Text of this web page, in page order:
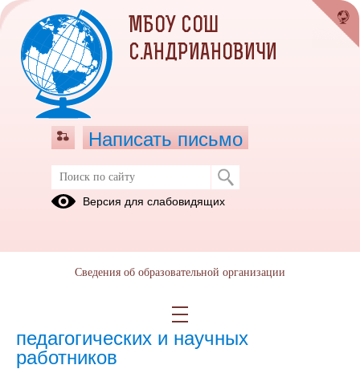
Численность иностранных
программам
Численность иностранных
педагогических и научных
работников
МБОУ СОШ
С.АНДРИАНОВИЧИ
Написать письмо
Версия для слабовидящих
Сведения об образовательной организации